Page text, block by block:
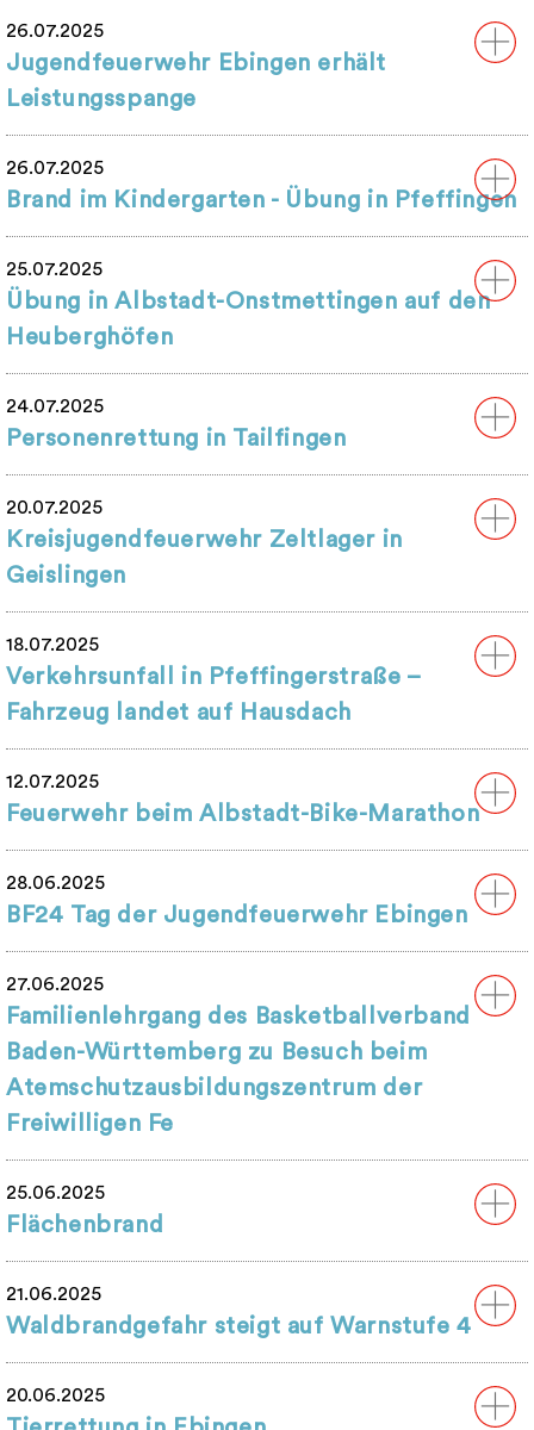
26.07.2025
Jugendfeuerwehr Ebingen erhält
Leistungsspange
26.07.2025
Brand im Kindergarten - Übung in Pfeffingen
25.07.2025
Übung in Albstadt-Onstmettingen auf den
Heuberghöfen
24.07.2025
Personenrettung in Tailfingen
20.07.2025
Kreisjugendfeuerwehr Zeltlager in
Geislingen
18.07.2025
Verkehrsunfall in Pfeffingerstraße –
Fahrzeug landet auf Hausdach
12.07.2025
Feuerwehr beim Albstadt-Bike-Marathon
28.06.2025
BF24 Tag der Jugendfeuerwehr Ebingen
27.06.2025
Familienlehrgang des Basketballverband
Baden-Württemberg zu Besuch beim
Atemschutzausbildungszentrum der
Freiwilligen Fe
25.06.2025
Flächenbrand
21.06.2025
Waldbrandgefahr steigt auf Warnstufe 4
20.06.2025